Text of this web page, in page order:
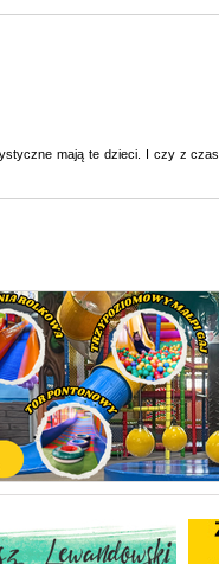
mają te dzieci. I czy z